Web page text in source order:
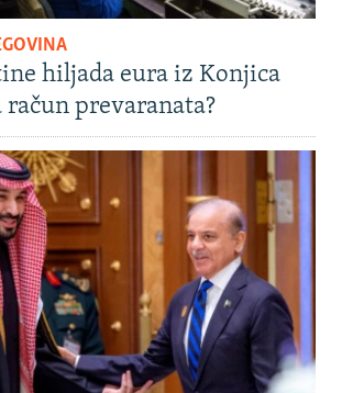
hiljada eura iz Konjica
račun prevaranata?